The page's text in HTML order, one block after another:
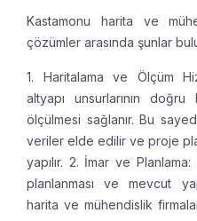
Kastamonu harita ve
çözümler arasında şunlar
1. Haritalama ve Ölçüm
altyapı unsurlarının
ölçülmesi sağlanır. Bu
veriler elde edilir ve proje
yapılır. 2. İmar ve Planlama:
planlanması ve mevcut
harita ve mühendislik